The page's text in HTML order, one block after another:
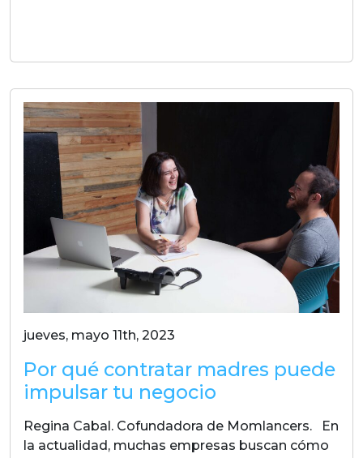
jueves, mayo 11th, 2023
Por qué contratar madres puede
impulsar tu negocio
Regina Cabal. Cofundadora de Momlancers. En
la actualidad, muchas empresas buscan cómo